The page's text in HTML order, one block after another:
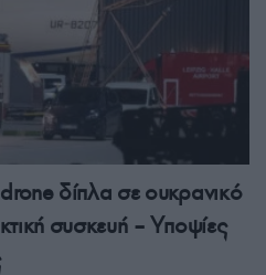
δίπλα σε ουκρανικό
συσκευή – Υποψίες